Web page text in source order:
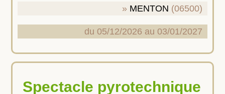
MENTON (06500)
du 05/12/2026 au 03/01/2027
Spectacle pyrotechnique